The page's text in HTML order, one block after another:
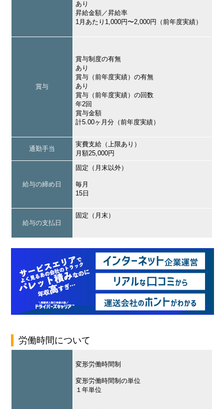
あり
昇給金額／昇給率
1月あたり1,000円〜2,000円（前年度実績）
賞与
賞与制度の有無
あり
賞与（前年度実績）の有無
あり
賞与（前年度実績）の回数
年2回
賞与金額
計5.00ヶ月分（前年度実績）
通勤手当
実費支給（上限あり）
月額25,000円
給与の締め日
固定（月末以外）
毎月
15日
給与の支払日
固定（月末）
労働時間について
変形労働時間制
変形労働時間制の単位
１年単位